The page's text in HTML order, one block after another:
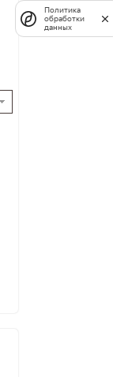
Политика
обработки
данных